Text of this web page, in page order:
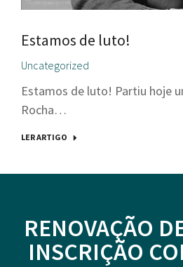
Estamos de luto!
Uncategorized
Estamos de luto! Partiu hoje
Rocha…
LER ARTIGO
RENOVAÇÃO
INSCRIÇÃO